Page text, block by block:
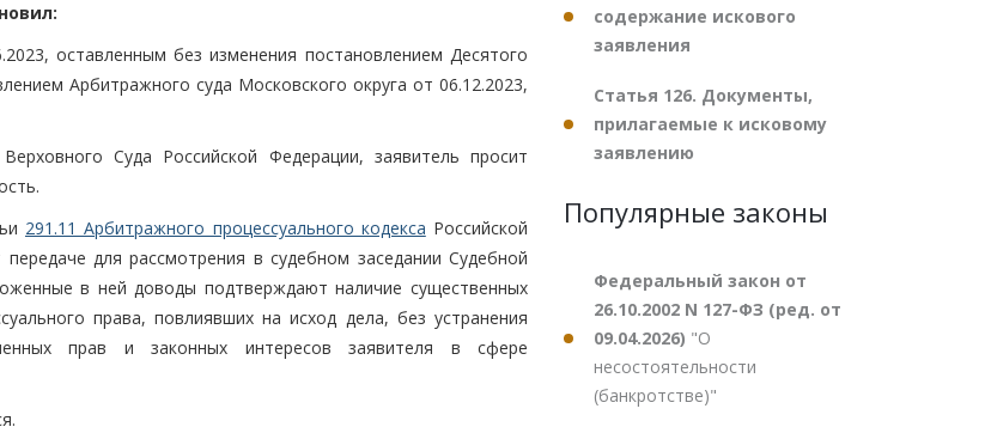
оставленным без изменения постановлением Десятого
Арбитражного суда Московского округа от 06.12.2023,
Суда Российской Федерации, заявитель просит
291.11 Арбитражного процессуального кодекса Российской
для рассмотрения в судебном заседании Судебной
в ней доводы подтверждают наличие существенных
права, повлиявших на исход дела, без устранения
прав и законных интересов заявителя в сфере
содержание искового
заявления
Статья 126. Документы,
прилагаемые к исковому
заявлению
Популярные законы
Федеральный закон от
26.10.2002 N 127-ФЗ (ред. от
09.04.2026) "О
несостоятельности
(банкротстве)"